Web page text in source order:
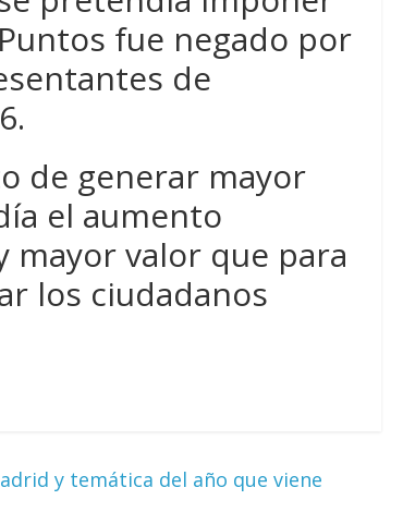
fue negado por
de
de generar mayor
el aumento
valor que para
los ciudadanos
y temática del año que viene